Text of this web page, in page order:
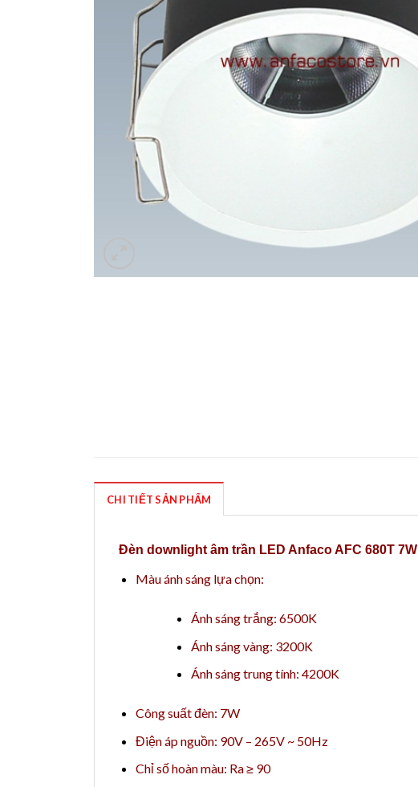
CHI TIẾT SẢN PHẨM
Đèn downlight âm trần LED Anfaco AFC 680T 7W
Màu ánh sáng lựa chọn:
Ánh sáng trắng: 6500K
Ánh sáng vàng: 3200K
Ánh sáng trung tính: 4200K
Công suất đèn: 7W
Điện áp nguồn: 90V – 265V ~ 50Hz
Chỉ số hoàn màu: Ra ≥ 90